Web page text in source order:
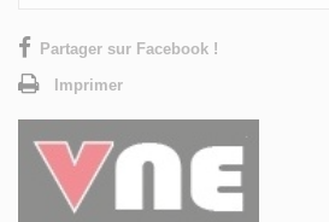
Partager sur Facebook !
Imprimer